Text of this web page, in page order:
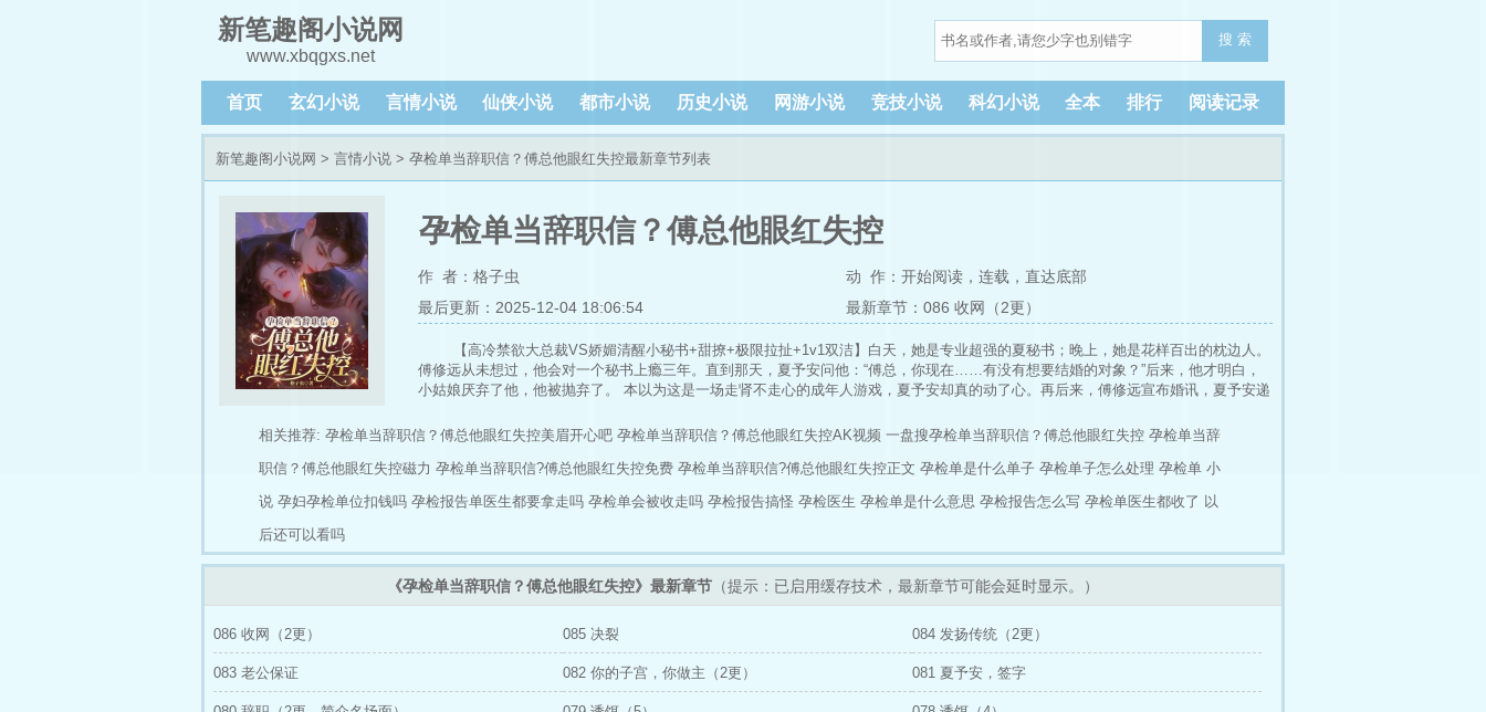
新笔趣阁小说网
www.xbqgxs.net
搜 索
首页 玄幻小说 言情小说 仙侠小说 都市小说 历史小说 网游小说 竞技小说 科幻小说 全本 排行 阅读记录
新笔趣阁小说网 > 言情小说 > 孕检单当辞职信？傅总他眼红失控最新章节列表
孕检单当辞职信？傅总他眼红失控
作 者：格子虫 动 作： 开始阅读，连载， 直达底部
最后更新：2025-12-04 18:06:54
最新章节：086 收网（2更）
【高冷禁欲大总裁VS娇媚清醒小秘书+甜撩+极限拉扯+1v1双洁】白天，她是专业超强的夏秘书；晚上，她是花样百出的枕边人。
傅修远从未想过，他会对一个秘书上瘾三年。直到那天，夏予安问他：“傅总，你现在……有没有想要结婚的对象？”后来，他才明白，
小姑娘厌弃了他，他被抛弃了。 本以为这是一场走肾不走心的成年人游戏，夏予安却真的动了心。再后来，傅修远宣布婚讯，夏予安递
远那张令她怦然心动的脸，就这么猝不及防地出现在她眼里。 她红了眼眶，傅修远冷笑：“夏秘书，这个是什么？” “……”还能是什么？
修远手里的是医生给她的孕检单？ 夏予安怎么都没想到，她竟然会闹出这么一场大乌龙。耳边，传来傅修远冷冷的警告：“解释。”夏予
院。”傅修远冷声打断。夏予安：“……”
相关推荐: 孕检单当辞职信？傅总他眼红失控美眉开心吧 孕检单当辞职信？傅总他眼红失控AK视频 一盘搜孕检单当辞职信？傅总他眼红失控 孕检单当辞
职信？傅总他眼红失控磁力 孕检单当辞职信?傅总他眼红失控免费 孕检单当辞职信?傅总他眼红失控正文 孕检单是什么单子 孕检单子怎么处理 孕检单 小
说 孕妇孕检单位扣钱吗 孕检报告单医生都要拿走吗 孕检单会被收走吗 孕检报告搞怪 孕检医生 孕检单是什么意思 孕检报告怎么写 孕检单医生都收了 以
后还可以看吗
《孕检单当辞职信？傅总他眼红失控》最新章节 （提示：已启用缓存技术，最新章节可能会延时显示。）
086 收网（2更） 085 决裂 084 发扬传统（2更）
083 老公保证 082 你的子宫，你做主（2更） 081 夏予安，签字